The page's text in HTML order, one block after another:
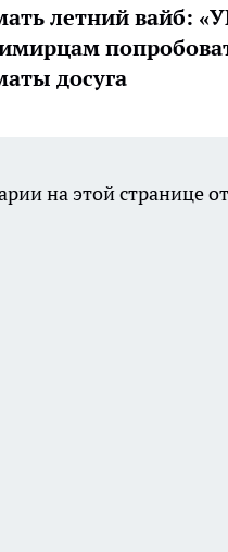
летний вайб:
досуга
на этой странице